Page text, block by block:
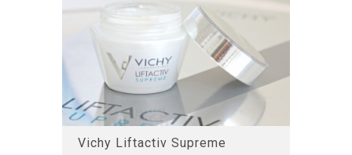
Vichy Liftactiv Supreme